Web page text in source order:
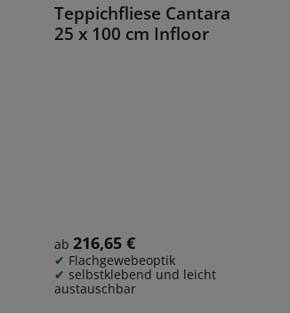
Details
Teppichfliese Cantara
25 x 100 cm Infloor
Regulärer Preis:
ab 216,65 €
Flachgewebeoptik
selbstklebend und leicht
austauschbar